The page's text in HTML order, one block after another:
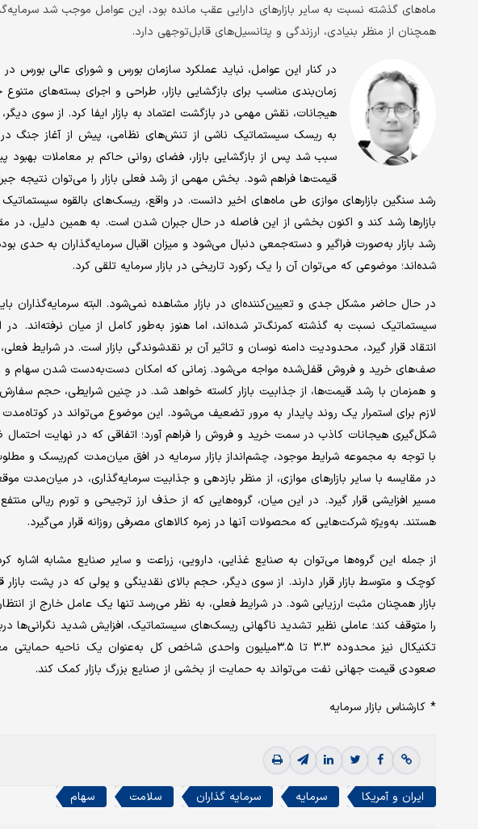
ماه‌های گذشته نسبت به سایر بازارهای دارایی عقب مانده بود، این عوامل موجب شد
همچنان از منظر بنیادی، ارزندگی و پتانسیل‌های قابل‌توجهی دارد.
در کنار این عوامل، نباید عملکرد سازمان بورس و شورای عالی بورس
زمان‌بندی مناسب برای بازگشایی بازار، طراحی و اجرای بسته‌های
هیجانات، نقش مهمی در بازگشت اعتماد به بازار ایفا کرد. از سوی
به ریسک سیستماتیک ناشی از تنش‌های نظامی، پیش از آغاز
سبب شد پس از بازگشایی بازار، فضای روانی حاکم بر معاملات بهبود
قیمت‌ها فراهم شود. بخش مهمی از رشد فعلی بازار را می‌توان نتیجه
رشد سنگین بازارهای موازی طی ماه‌های اخیر دانست. در واقع، ریسک‌های بالقوه سیستماتیک
بازارها رشد کند و اکنون بخشی از این فاصله در حال جبران شدن است. به همین دلیل، در
رشد بازار به‌صورت فراگیر و دسته‌جمعی دنبال می‌شود و میزان اقبال سرمایه‌گذاران به حدی
شده‌اند؛ موضوعی که می‌توان آن را یک رکورد تاریخی در بازار سرمایه تلقی کرد.
در حال حاضر مشکل جدی و تعیین‌کننده‌ای در بازار مشاهده نمی‌شود. البته سرمایه‌گذاران
سیستماتیک نسبت به گذشته کمرنگ‌تر شده‌اند، اما هنوز به‌طور کامل از میان نرفته‌اند.
انتقاد قرار گیرد، محدودیت دامنه نوسان و تاثیر آن بر نقدشوندگی بازار است. در شرایط
صف‌های خرید و فروش قفل‌شده مواجه می‌شود. زمانی که امکان دست‌به‌دست شدن سهام و
و همزمان با رشد قیمت‌ها، از جذابیت بازار کاسته خواهد شد. در چنین شرایطی، حجم
لازم برای استمرار یک روند پایدار به مرور تضعیف می‌شود. این موضوع می‌تواند در
با توجه به مجموعه شرایط موجود، چشم‌انداز بازار سرمایه در افق میان‌مدت کم‌ریسک و
در مقایسه با سایر بازارهای موازی، از منظر بازدهی و جذابیت سرمایه‌گذاری، در میان‌مدت
مسیر افزایشی قرار گیرد. در این میان، گروه‌هایی که از حذف ارز ترجیحی و تورم ریالی
هستند. به‌ویژه شرکت‌هایی که محصولات آنها در زمره کالاهای مصرفی روزانه قرار می‌گیرد.
از جمله این گروه‌ها می‌توان به صنایع غذایی، دارویی، زراعت و سایر صنایع مشابه
کوچک و متوسط بازار قرار دارند. از سوی دیگر، حجم بالای نقدینگی و پولی که در پشت
بازار همچنان مثبت ارزیابی شود. در شرایط فعلی، به نظر می‌رسد تنها یک عامل خارج از
را متوقف کند؛ عاملی نظیر تشدید ناگهانی ریسک‌های سیستماتیک، افزایش شدید نگرانی‌ها
تکنیکال نیز محدوده ۳.۳ تا ۳.۵میلیون واحدی شاخص کل به‌عنوان یک
صعودی قیمت جهانی نفت می‌تواند به حمایت از بخشی از صنایع بزرگ بازار کمک کند.
* کارشناس بازار سرمایه
ایران و آمریکا سرمایه سرمایه گذاران سلامت سهام